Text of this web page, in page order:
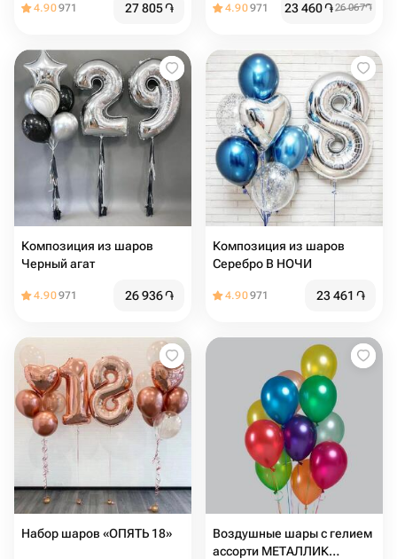
4.90971 27 805֏ 4.90971 23 460֏26 067֏
Композиция из шаров
Черный агат
4.90971 26 936֏
Композиция из шаров
Серебро В НОЧИ
4.90971 23 461 ֏
Набор шаров «ОПЯТЬ 18»
Воздушные шары с гелием
ассорти МЕТАЛЛИК